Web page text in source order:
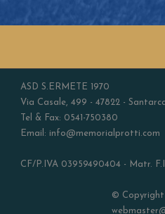
ASD S.ERMETE 1970
Via Casale, 499 - 47822 -
Tel & Fax: 0541-750380
Email: info@memorialprotti.com
CF/P.IVA 03959490404 - Matr.
©